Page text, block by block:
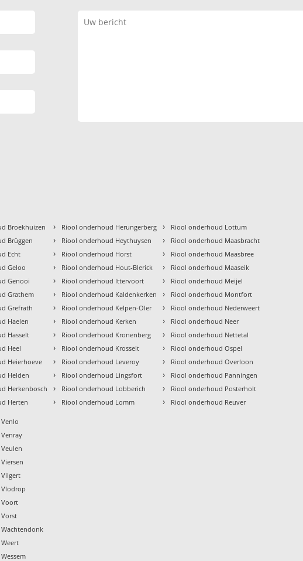
Broekhuizen
Brüggen
Echt
Geloo
Genooi
Grathem
Grefrath
Haelen
Hasselt
Heel
Heierhoeve
Helden
Herkenbosch
Herten
› Riool onderhoud Herungerberg
› Riool onderhoud Heythuysen
› Riool onderhoud Horst
› Riool onderhoud Hout-Blerick
› Riool onderhoud Ittervoort
› Riool onderhoud Kaldenkerken
› Riool onderhoud Kelpen-Oler
› Riool onderhoud Kerken
› Riool onderhoud Kronenberg
› Riool onderhoud Krosselt
› Riool onderhoud Leveroy
› Riool onderhoud Lingsfort
› Riool onderhoud Lobberich
› Riool onderhoud Lomm
› Riool onderhoud Lottum
› Riool onderhoud Maasbracht
› Riool onderhoud Maasbree
› Riool onderhoud Maaseik
› Riool onderhoud Meijel
› Riool onderhoud Montfort
› Riool onderhoud Nederweert
› Riool onderhoud Neer
› Riool onderhoud Nettetal
› Riool onderhoud Ospel
› Riool onderhoud Overloon
› Riool onderhoud Panningen
› Riool onderhoud Posterholt
› Riool onderhoud Reuver